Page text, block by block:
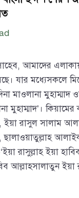
আমাদের
যার মধ্যেসকলে
মাওলানা
মুহাম্মাদ’।
রাসুল সালাম
রাসুল্লাহ ইয়া
আল্লাহসালাতুন ইয়া